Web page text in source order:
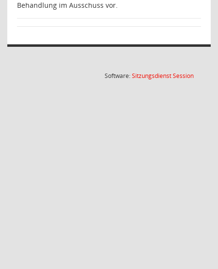
Behandlung im Ausschuss vor.
Software:SitzungsdienstSession(Wird in